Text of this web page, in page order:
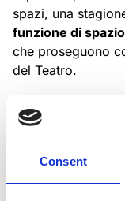
Consent
spazi, una
funzione di
che proseguono
del Teatro.
Oggi il Ridotto
intitolato a Mario
Guicciardini, Marco
Zangheri.